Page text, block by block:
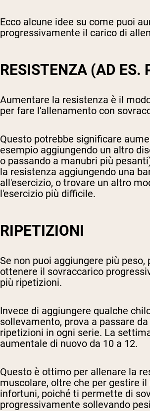
Ecco alcune idee su come puoi
progressivamente il carico di
RESISTENZA (AD ES.
Aumentare la resistenza è il
per fare l'allenamento con
Questo potrebbe significare
esempio aggiungendo un altro
o passando a manubri più
la resistenza aggiungendo una
all'esercizio, o trovare un altro
l'esercizio più difficile.
RIPETIZIONI
Se non puoi aggiungere più peso,
ottenere il sovraccarico
più ripetizioni.
Invece di aggiungere qualche
sollevamento, prova a passare da
ripetizioni in ogni serie. La
aumentale di nuovo da 10 a 12.
Questo è ottimo per allenare la
muscolare, oltre che per gestire il
infortuni, poiché ti permette di
progressivamente sollevando